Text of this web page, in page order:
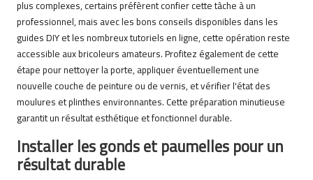
plus complexes, certains préfèrent confier cette tâche à un
professionnel, mais avec les bons conseils disponibles dans les
guides DIY et les nombreux tutoriels en ligne, cette opération reste
accessible aux bricoleurs amateurs. Profitez également de cette
étape pour nettoyer la porte, appliquer éventuellement une
nouvelle couche de peinture ou de vernis, et vérifier l'état des
moulures et plinthes environnantes. Cette préparation minutieuse
garantit un résultat esthétique et fonctionnel durable.
Installer les gonds et paumelles pour un
résultat durable